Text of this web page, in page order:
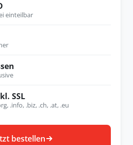
einteilbar
SSL
.info, .biz, .ch, .at, .eu
bestellen